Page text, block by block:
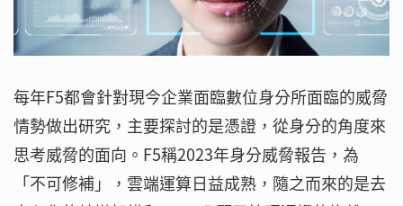
每年F5都會針對現今企業面臨數位身分所面臨的威脅
情勢做出研究，主要探討的是憑證，從身分的角度來
思考威脅的面向。F5稱2023年身分威脅報告，為
「不可修補」，雲端運算日益成熟，隨之而來的是去